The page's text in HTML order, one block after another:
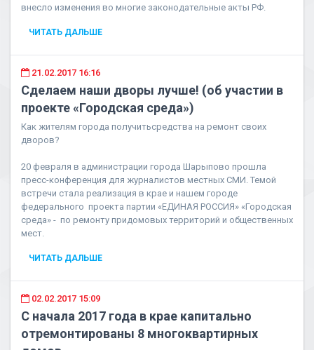
внесло изменения во многие законодательные акты РФ.
ЧИТАТЬ ДАЛЬШЕ
21.02.2017 16:16
Сделаем наши дворы лучше! (об участии в
проекте «Городская среда»)
Как жителям города получитьсредства на ремонт своих
дворов?
20 февраля в администрации города Шарыпово прошла
пресс-конференция для журналистов местных СМИ. Темой
встречи стала реализация в крае и нашем городе
федерального проекта партии «ЕДИНАЯ РОССИЯ» «Городская
среда» - по ремонту придомовых территорий и общественных
мест.
ЧИТАТЬ ДАЛЬШЕ
02.02.2017 15:09
С начала 2017 года в крае капитально
отремонтированы 8 многоквартирных